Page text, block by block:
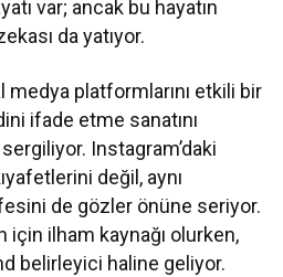
var; ancak bu hayatın
da yatıyor.
medya platformlarını etkili bir
ifade etme sanatını
Instagram’daki
değil, aynı
de gözler önüne seriyor.
için ilham kaynağı olurken,
belirleyici haline geliyor.